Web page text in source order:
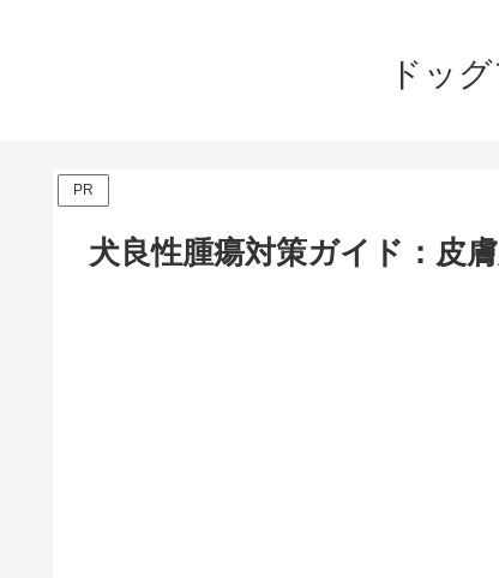
ドッ
PR
犬良性腫瘍対策ガイド：皮